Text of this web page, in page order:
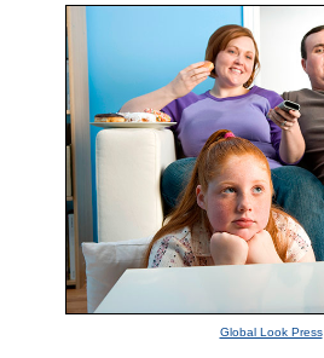
Global Look Press